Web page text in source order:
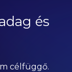
és
célfüggő.